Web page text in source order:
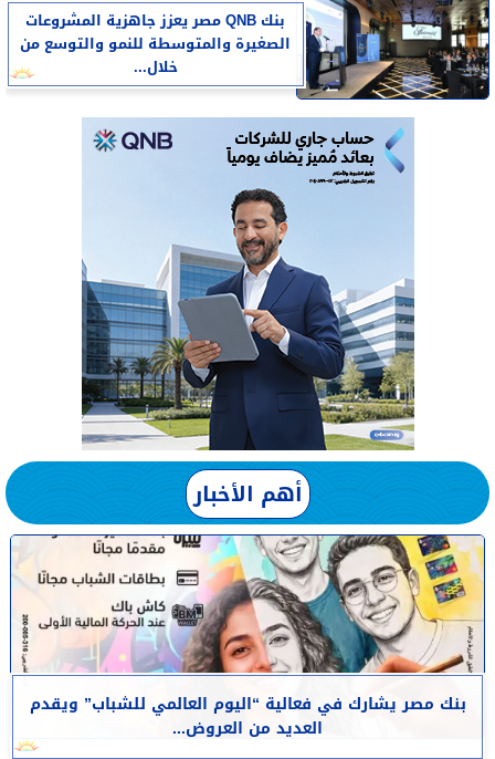
بنك QNB مصر يعزز جاهزية المشروعات
الصغيرة والمتوسطة للنمو والتوسع من
خلال...
أهم الأخبار
بنك مصر يشارك في فعالية “اليوم العالمي للشباب” ويقدم
العديد من العروض...